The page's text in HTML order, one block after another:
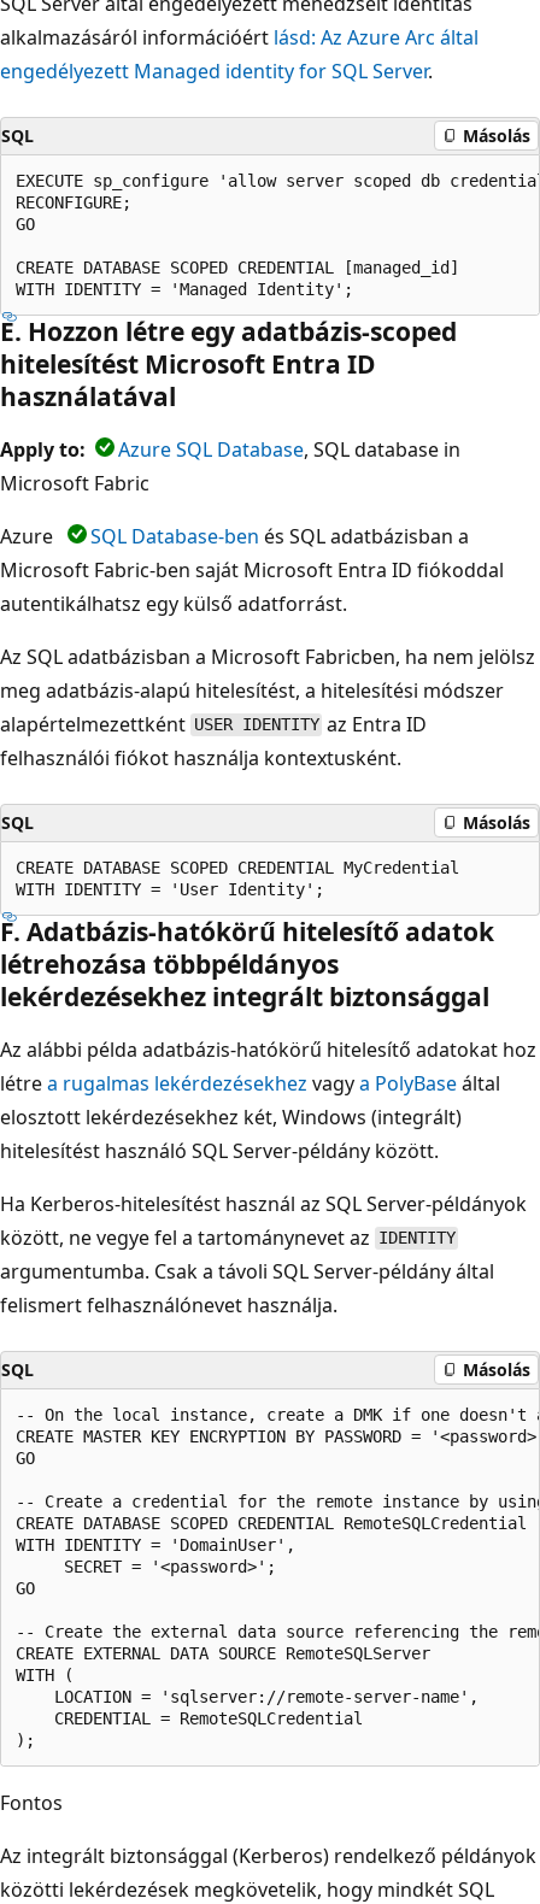
alkalmazásáról információért lásd: Az Azure Arc által
engedélyezett Managed identity for SQL Server.
SQL Másolás
EXECUTE sp_configure 'allow server scoped db
RECONFIGURE;
GO
CREATE DATABASE SCOPED CREDENTIAL [managed_id]
E. Hozzon létre egy adatbázis-scoped
hitelesítést Microsoft Entra ID
használatával
Apply to: Azure SQL Database, SQL database in
Microsoft Fabric
Azure
SQL Database-ben és SQL adatbázisban a
Microsoft Fabric-ben saját Microsoft Entra ID fiókoddal
autentikálhatsz egy külső adatforrást.
Az SQL adatbázisban a Microsoft Fabricben, ha nem jelölsz
meg adatbázis-alapú hitelesítést, a hitelesítési módszer
alapértelmezettként USER IDENTITY az Entra ID
felhasználói fiókot használja kontextusként.
SQL Másolás
CREATE DATABASE SCOPED CREDENTIAL MyCredential
F. Adatbázis-hatókörű hitelesítő adatok
létrehozása többpéldányos
lekérdezésekhez integrált biztonsággal
Az alábbi példa adatbázis-hatókörű hitelesítő adatokat hoz
létrea rugalmas lekérdezésekhez vagya PolyBaseáltal
elosztott lekérdezésekhez két, Windows (integrált)
hitelesítést használó SQL Server-példány között.
Ha Kerberos-hitelesítést használ az SQL Server-példányok
között, ne vegye fel a tartománynevet az IDENTITY
argumentumba. Csak a távoli SQL Server-példány által
felismert felhasználónevet használja.
SQL Másolás
-- On the local instance, create a DMK if one doesn't
CREATE MASTER KEY ENCRYPTION BY PASSWORD =
GO
-- Create a credential for the remote instance by
CREATE DATABASE SCOPED CREDENTIAL RemoteSQLCredential
WITH IDENTITY = 'DomainUser',
     SECRET = '<password>';
GO
-- Create the external data source referencing the
CREATE EXTERNAL DATA SOURCE RemoteSQLServer
WITH (
    LOCATION = 'sqlserver://remote-server-name',
    CREDENTIAL = RemoteSQLCredential
Fontos
Az integrált biztonsággal (Kerberos) rendelkező példányok
közötti lekérdezések megkövetelik, hogy mindkét SQL